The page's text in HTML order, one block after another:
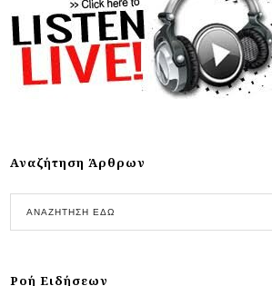
Αναζήτηση Άρθρων
Ροή Ειδήσεων